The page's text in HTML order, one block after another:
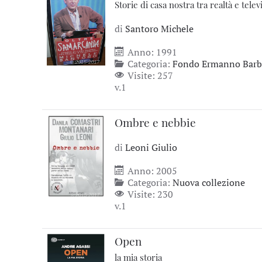
Storie di casa nostra tra realtà e
di Santoro Michele
Anno: 1991
Categoria: Fondo Ermanno
Visite: 257
v.1
Ombre e nebbie
di Leoni Giulio
Anno: 2005
Categoria: Nuova collezione
Visite: 230
v.1
Open
la mia storia